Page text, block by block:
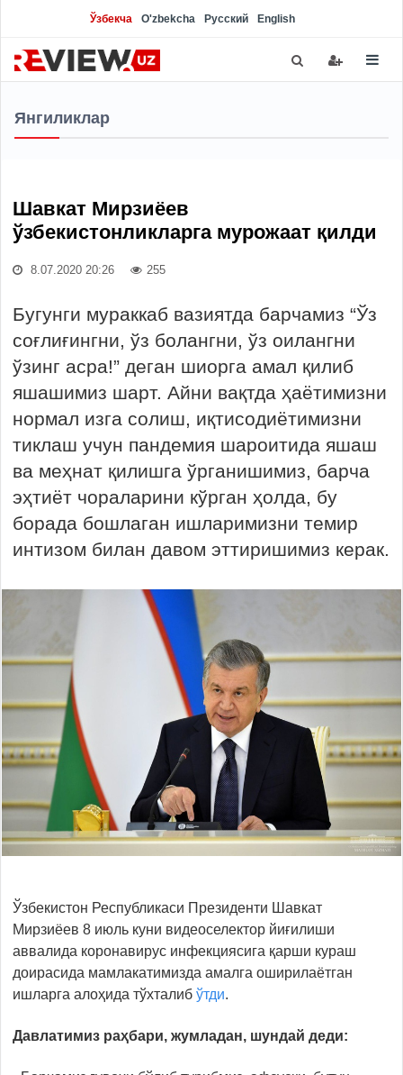
Ўзбекча O'zbekcha Русский English
Янгиликлар
Шавкат Мирзиёев
ўзбекистонликларга мурожаат қилди
8.07.2020 20:26 255
Бугунги мураккаб вазиятда барчамиз “Ўз
соғлиғингни, ўз болангни, ўз оилангни
ўзинг асра!” деган шиорга амал қилиб
яшашимиз шарт. Айни вақтда ҳаётимизни
нормал изга солиш, иқтисодиётимизни
тиклаш учун пандемия шароитида яшаш
ва меҳнат қилишга ўрганишимиз, барча
эҳтиёт чораларини кўрган ҳолда, бу
борада бошлаган ишларимизни темир
интизом билан давом эттиришимиз керак.
Ўзбекистон Республикаси Президенти Шавкат
Мирзиёев 8 июль куни видеоселектор йиғилиши
аввалида коронавирус инфекциясига қарши кураш
доирасида мамлакатимизда амалга оширилаётган
ишларга алоҳида тўхталиб ўтди.
Давлатимиз раҳбари, жумладан, шундай деди: